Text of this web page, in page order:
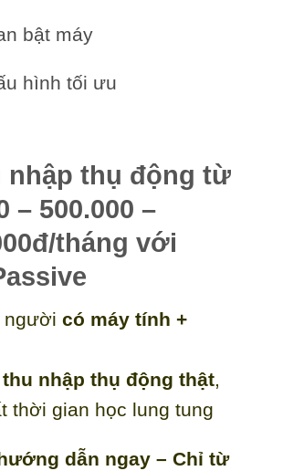
bật máy
hình tối ưu
nhập thụ động từ
– 500.000 –
tháng với
người có máy tính +
thu nhập thụ động thật,
thời gian học lung tung
dẫn ngay – Chỉ từ